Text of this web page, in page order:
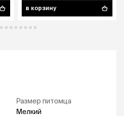
в корзину
Размер питомца
Мелкий